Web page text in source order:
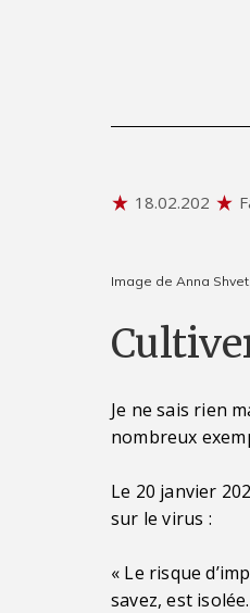
18.02.202
Image de Anna
Je ne sais rien
nombreux
Le 20 janvier
sur le virus :
« Le risque
savez, est isolée.